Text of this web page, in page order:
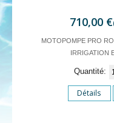
710,00 €
MOTOPOMPE PRO
IRRIGATION
Quantité:
Détails